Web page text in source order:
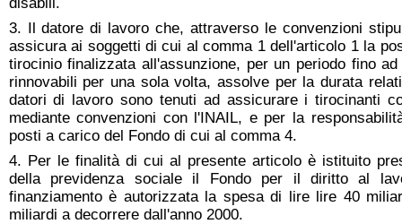
3. Il datore di lavoro che, attraverso le convenzioni
assicura ai soggetti di cui al comma 1 dell'articolo 1 la
tirocinio finalizzata all'assunzione, per un periodo fino
rinnovabili per una sola volta, assolve per la durata
datori di lavoro sono tenuti ad assicurare i tirocinanti
mediante convenzioni con l'INAIL, e per la
posti a carico del Fondo di cui al comma 4.
4. Per le finalità di cui al presente articolo è istituito
della previdenza sociale il Fondo per il diritto al
finanziamento è autorizzata la spesa di lire lire 40
miliardi a decorrere dall'anno 2000.